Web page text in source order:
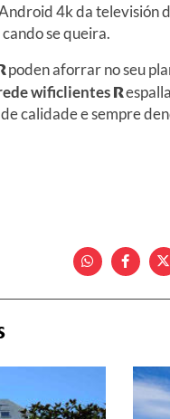
4k da televisión
se queira.
poden aforrar no seu
wificlientesR
calidade e sempre